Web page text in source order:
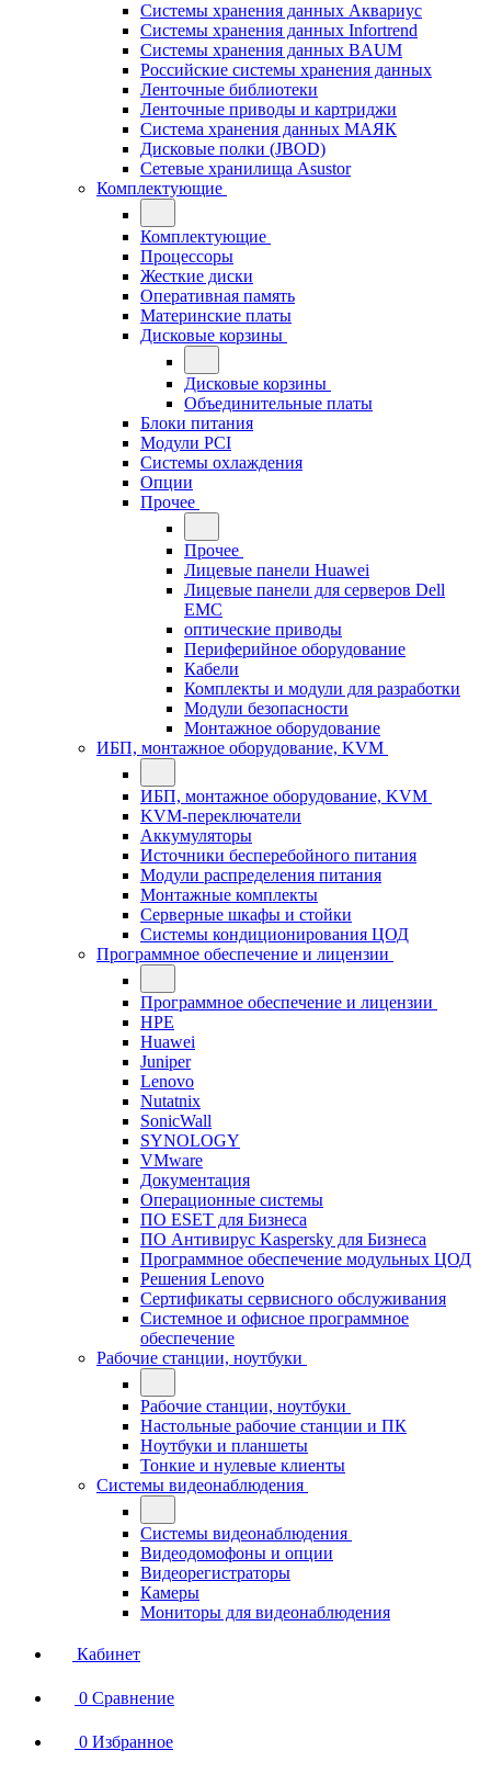
Системы хранения данных Аквариус
Системы хранения данных Infortrend
Системы хранения данных BAUM
Российские системы хранения данных
Ленточные библиотеки
Ленточные приводы и картриджи
Система хранения данных МАЯК
Дисковые полки (JBOD)
Сетевые хранилища Asustor
Комплектующие
Комплектующие
Процессоры
Жесткие диски
Оперативная память
Материнские платы
Дисковые корзины
Дисковые корзины
Объединительные платы
Блоки питания
Модули PCI
Системы охлаждения
Опции
Прочее
Прочее
Лицевые панели Huawei
Лицевые панели для серверов Dell
EMC
оптические приводы
Периферийное оборудование
Кабели
Комплекты и модули для разработки
Модули безопасности
Монтажное оборудование
ИБП, монтажное оборудование, KVM
ИБП, монтажное оборудование, KVM
KVM-переключатели
Аккумуляторы
Источники бесперебойного питания
Модули распределения питания
Монтажные комплекты
Серверные шкафы и стойки
Системы кондиционирования ЦОД
Программное обеспечение и лицензии
Программное обеспечение и лицензии
HPE
Huawei
Juniper
Lenovo
Nutatnix
SonicWall
SYNOLOGY
VMware
Документация
Операционные системы
ПО ESET для Бизнеса
ПО Антивирус Kaspersky для Бизнеса
Программное обеспечение модульных ЦОД
Решения Lenovo
Сертификаты сервисного обслуживания
Системное и офисное программное
обеспечение
Рабочие станции, ноутбуки
Рабочие станции, ноутбуки
Настольные рабочие станции и ПК
Ноутбуки и планшеты
Тонкие и нулевые клиенты
Системы видеонаблюдения
Системы видеонаблюдения
Видеодомофоны и опции
Видеорегистраторы
Камеры
Мониторы для видеонаблюдения
Кабинет
0 Сравнение
0 Избранное